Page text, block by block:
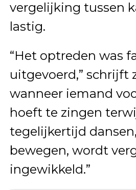
vergelijking tussen
lastig.
“Het optreden was
uitgevoerd,” schrijft
wanneer iemand
hoeft te zingen
tegelijkertijd
bewegen, wordt
ingewikkeld.”